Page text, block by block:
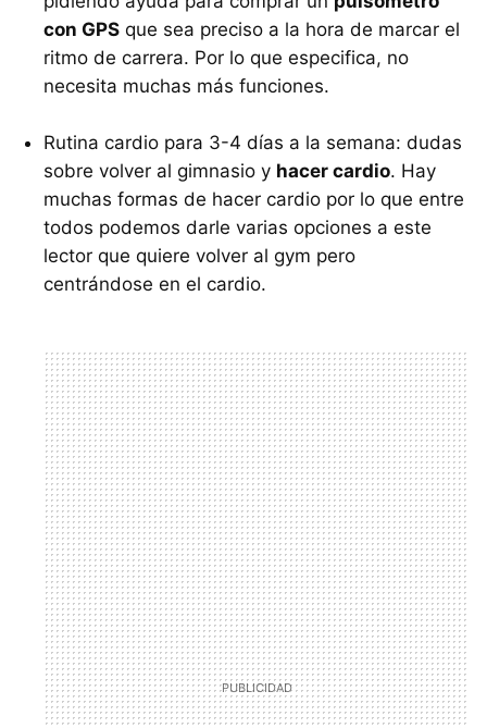
con GPS que sea preciso a la hora de marcar el
ritmo de carrera. Por lo que especifica, no
necesita muchas más funciones.
Rutina cardio para 3-4 días a la semana: dudas
sobre volver al gimnasio y hacer cardio. Hay
muchas formas de hacer cardio por lo que entre
todos podemos darle varias opciones a este
lector que quiere volver al gym pero
centrándose en el cardio.